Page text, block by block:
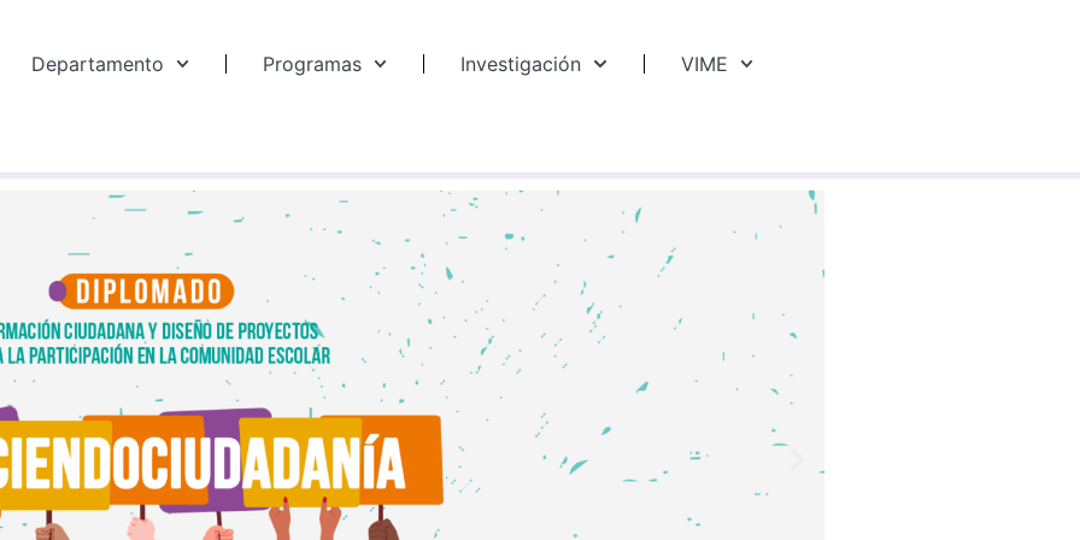
Departamento Programas Investigación VIME